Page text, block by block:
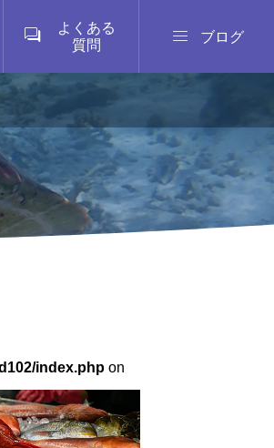

よくある
質問
 ブログ
index.php on